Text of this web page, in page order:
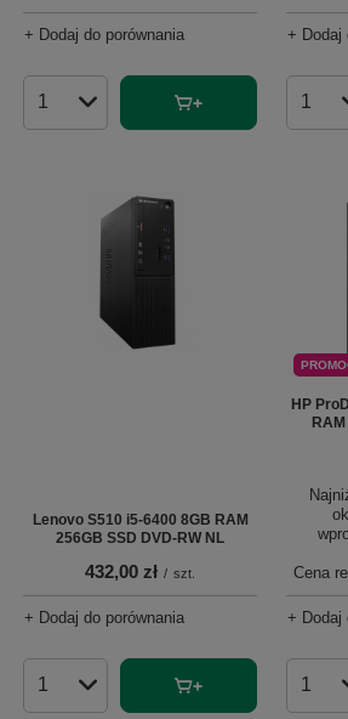
+ Dodaj do porównania
Ilość produktów
+ Dodaj
Ilość
Lenovo S510 i5-6400 8GB RAM
256GB SSD DVD-RW NL
432,00 zł / szt.
+ Dodaj do porównania
Ilość produktów
HP
Cena
+ Dodaj
Ilość